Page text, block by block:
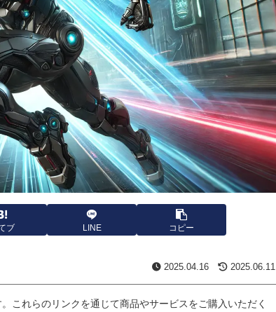
ブ LINE コピー
2025.04.16 2025.06.11
これらのリンクを通じて商品やサービスをご購入いただく